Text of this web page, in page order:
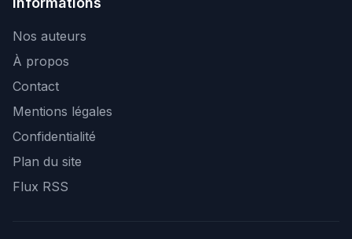
Nos auteurs
À propos
Contact
Mentions légales
Confidentialité
Plan du site
Flux RSS